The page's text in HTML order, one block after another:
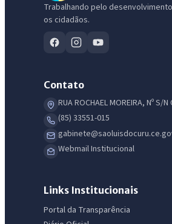
Trabalhando pelo
os cidadãos.
Contato
RUA ROCHAEL MOREIRA, Nº S/N
(85) 33551-015
Webmail Institucional
Links Institucionais
Portal da Transparência